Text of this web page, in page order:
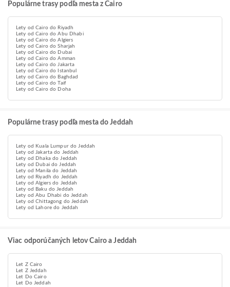
Populárne trasy podľa mesta z Cairo
Lety od Cairo do Riyadh
Lety od Cairo do Abu Dhabi
Lety od Cairo do Algiers
Lety od Cairo do Sharjah
Lety od Cairo do Dubai
Lety od Cairo do Amman
Lety od Cairo do Jakarta
Lety od Cairo do Istanbul
Lety od Cairo do Baghdad
Lety od Cairo do Taif
Lety od Cairo do Doha
Populárne trasy podľa mesta do Jeddah
Lety od Kuala Lumpur do Jeddah
Lety od Jakarta do Jeddah
Lety od Dhaka do Jeddah
Lety od Dubai do Jeddah
Lety od Manila do Jeddah
Lety od Riyadh do Jeddah
Lety od Algiers do Jeddah
Lety od Baku do Jeddah
Lety od Abu Dhabi do Jeddah
Lety od Chittagong do Jeddah
Lety od Lahore do Jeddah
Viac odporúčaných letov Cairo a Jeddah
Let Z Cairo
Let Z Jeddah
Let Do Cairo
Let Do Jeddah